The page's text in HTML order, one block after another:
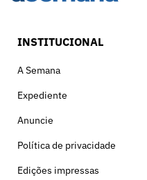
INSTITUCIONAL
A Semana
Expediente
Anuncie
Política de privacidade
Edições impressas